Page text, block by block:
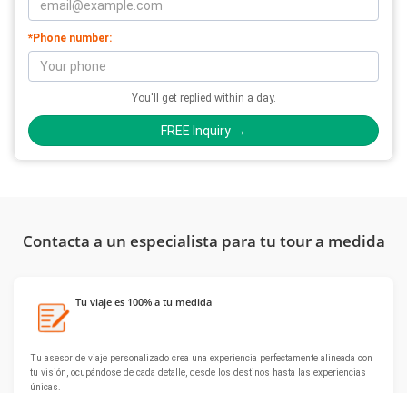
*Phone number:
You'll get replied within a day.
FREE Inquiry →
Contacta a un especialista para tu tour a medida
Tu viaje es 100% a tu medida
Tu asesor de viaje personalizado crea una experiencia perfectamente alineada con
tu visión, ocupándose de cada detalle, desde los destinos hasta las experiencias
únicas.